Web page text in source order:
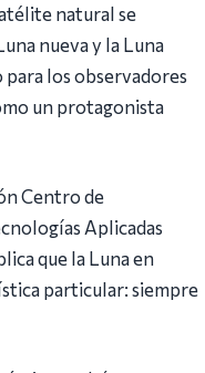
natural se
nueva y la Luna
los observadores
un protagonista
Centro de
Aplicadas
que la Luna en
particular: siempre